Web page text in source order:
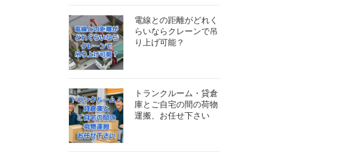
電線との距離がどれく
らいならクレーンで吊
り上げ可能？
トランクルーム・貸倉
庫とご自宅の間の荷物
運搬、お任せ下さい